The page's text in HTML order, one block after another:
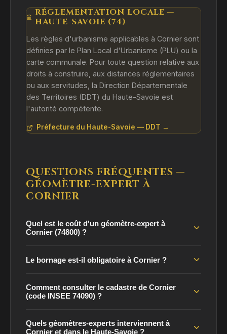
RÉGLEMENTATION LOCALE —
HAUTE-SAVOIE (74)
Les règles d'urbanisme applicables à Cornier sont
définies par le Plan Local d'Urbanisme (PLU) ou la
carte communale. Pour toute question relative aux
droits à construire, aux distances réglementaires
ou aux servitudes, la Direction Départementale
des Territoires (DDT) du Haute-Savoie est
l'autorité compétente.
Préfecture du Haute-Savoie — DDT →
QUESTIONS FRÉQUENTES —
GÉOMÈTRE-EXPERT À
CORNIER
Quel est le coût d'un géomètre-expert à
Cornier (74800) ?
Le bornage est-il obligatoire à Cornier ?
Comment consulter le cadastre de Cornier
(code INSEE 74090) ?
Quels géomètres-experts interviennent à
Cornier et dans le Haute-Savoie ?